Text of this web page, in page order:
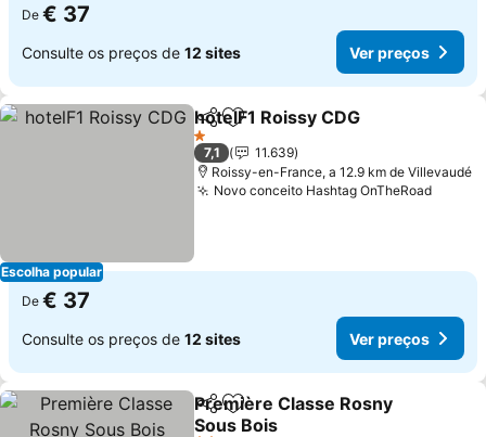
De € 37
Consulte os preços de 12 sites Ver preços
Escolha popular
PartilharAdicionar aos favoritos
hotelF1 Roissy CDG
1 Estrelas
7,1
11.639
Roissy-en-France, a 12.9 km de Villevaudé
Novo conceito Hashtag OnTheRoad
De € 37
Consulte os preços de 12 sites Ver preços
PartilharAdicionar aos favoritos
Première Classe Rosny
Sous Bois